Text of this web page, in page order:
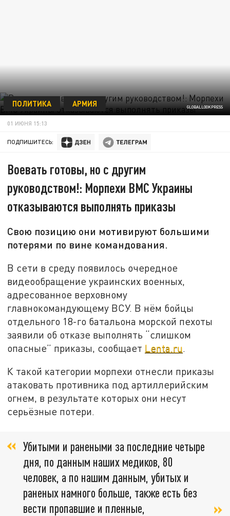
GLOBALLOOKPRESS
ПОЛИТИКА АРМИЯ
01 ИЮНЯ 15:13
ПОДПИШИТЕСЬ:
Воевать готовы, но с другим
руководством!: Морпехи ВМС Украины
отказываются выполнять приказы
Свою позицию они мотивируют большими
потерями по вине командования.
В сети в среду появилось очередное
видеообращение украинских военных,
адресованное верховному
главнокомандующему ВСУ. В нём бойцы
отдельного 18-го батальона морской пехоты
заявили об отказе выполнять “слишком
опасные” приказы, сообщает Lenta.ru.
К такой категории морпехи отнесли приказы
атаковать противника под артиллерийским
огнем, в результате которых они несут
серьёзные потери.
Убитыми и ранеными за последние четыре
дня, по данным наших медиков, 80
человек, а по нашим данным, убитых и
раненых намного больше, также есть без
вести пропавшие и пленные,